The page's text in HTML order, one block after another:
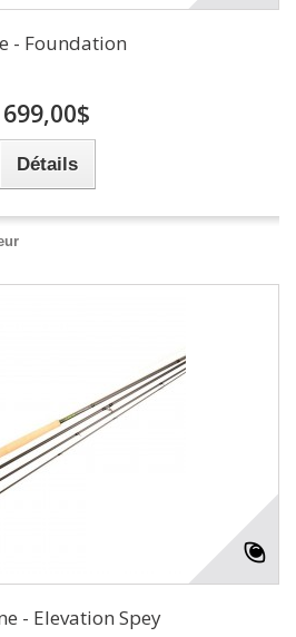
- Foundation
699,00$
Détails
- Elevation Spey